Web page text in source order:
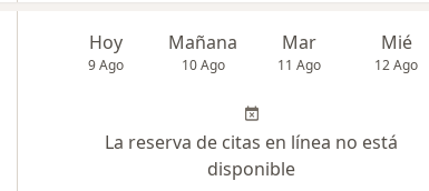
Hoy
9 Ago
Mañana
10 Ago
Mar
11 Ago
Mié
12 Ago
La reserva de citas en línea no está
disponible